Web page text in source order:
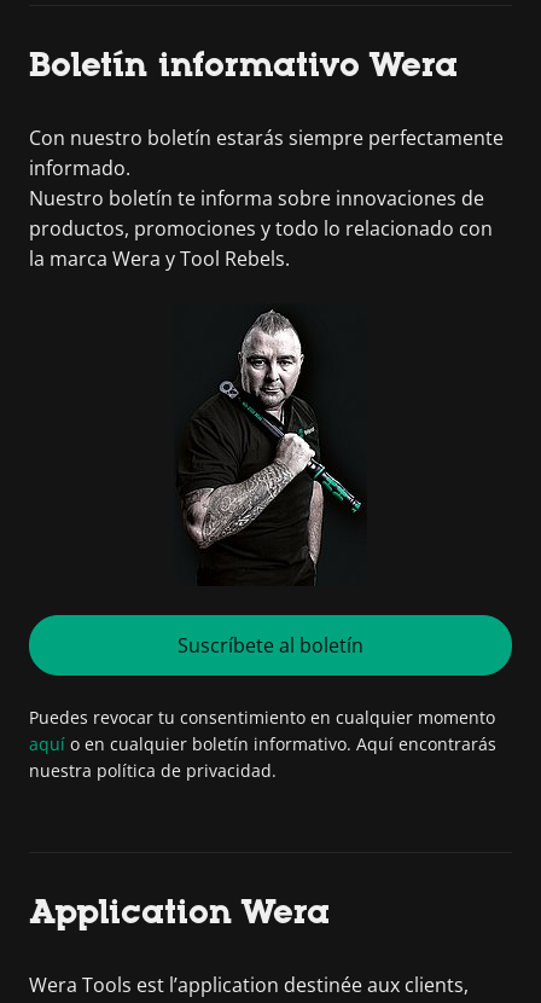
Boletín informativo Wera
Con nuestro boletín estarás siempre perfectamente
informado.
Nuestro boletín te informa sobre innovaciones de
productos, promociones y todo lo relacionado con
la marca Wera y Tool Rebels.
Suscríbete al boletín
Puedes revocar tu consentimiento en cualquier momento
aquí o en cualquier boletín informativo. Aquí encontrarás
nuestra política de privacidad.
Application Wera
Wera Tools est l’application destinée aux clients,